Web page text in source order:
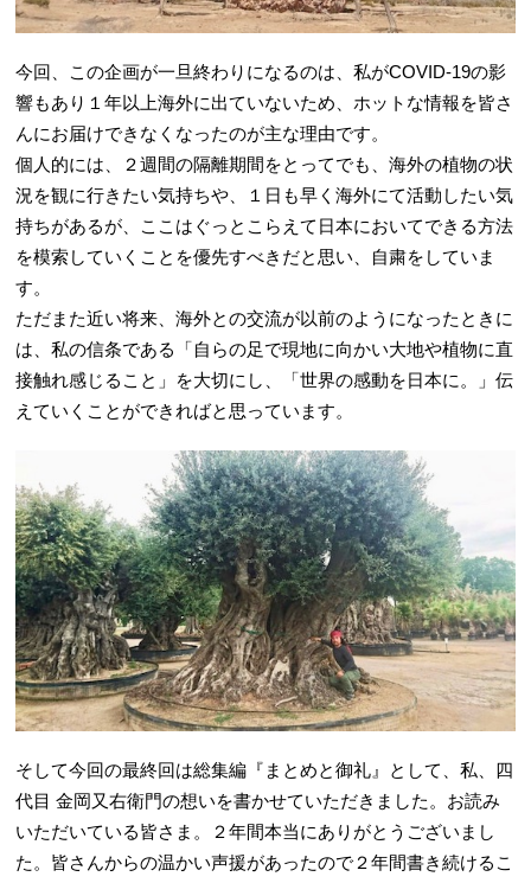
今回、この企画が一旦終わりになるのは、私がCOVID-19の影
響もあり１年以上海外に出ていないため、ホットな情報を皆さ
んにお届けできなくなったのが主な理由です。
個人的には、２週間の隔離期間をとってでも、海外の植物の状
況を観に行きたい気持ちや、１日も早く海外にて活動したい気
持ちがあるが、ここはぐっとこらえて日本においてできる方法
を模索していくことを優先すべきだと思い、自粛をしていま
す。
ただまた近い将来、海外との交流が以前のようになったときに
は、私の信条である「自らの足で現地に向かい大地や植物に直
接触れ感じること」を大切にし、「世界の感動を日本に。」伝
えていくことができればと思っています。
そして今回の最終回は総集編『まとめと御礼』として、私、四
代目 金岡又右衛門の想いを書かせていただきました。お読み
いただいている皆さま。２年間本当にありがとうございまし
た。皆さんからの温かい声援があったので２年間書き続けるこ